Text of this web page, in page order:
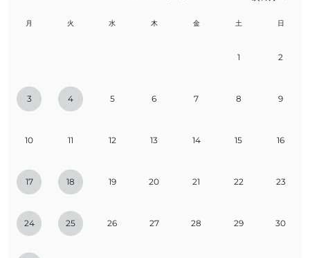
月 火 水 木 金 土 日
1 2
3 4 5 6 7 8 9
10 11 12 13 14 15 16
17 18 19 20 21 22 23
24 25 26 27 28 29 30